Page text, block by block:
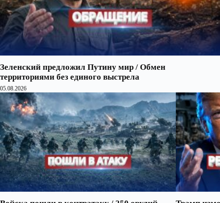
Зеленский предложил Путину мир / Обмен
территориями без единого выстрела
05.08.2026